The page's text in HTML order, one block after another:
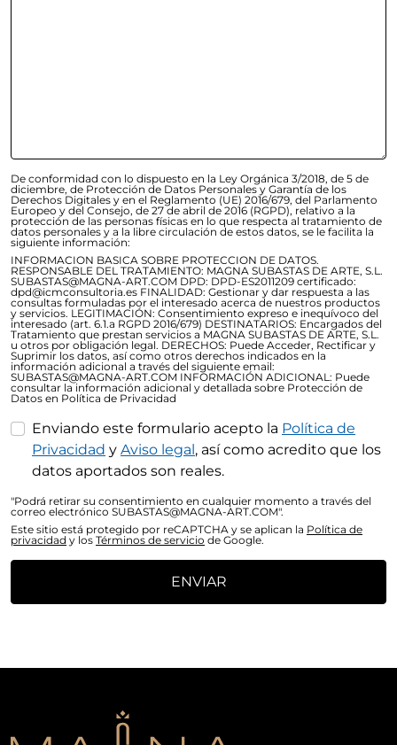
De conformidad con lo dispuesto en la Ley Orgánica 3/2018, de 5 de
diciembre, de Protección de Datos Personales y Garantía de los
Derechos Digitales y en el Reglamento (UE) 2016/679, del Parlamento
Europeo y del Consejo, de 27 de abril de 2016 (RGPD), relativo a la
protección de las personas físicas en lo que respecta al tratamiento de
datos personales y a la libre circulación de estos datos, se le facilita la
siguiente información:
INFORMACION BASICA SOBRE PROTECCION DE DATOS.
RESPONSABLE DEL TRATAMIENTO: MAGNA SUBASTAS DE ARTE, S.L.
SUBASTAS@MAGNA-ART.COM DPD: DPD-ES2011209 certificado:
dpd@icmconsultoria.es FINALIDAD: Gestionar y dar respuesta a las
consultas formuladas por el interesado acerca de nuestros productos
y servicios. LEGITIMACIÓN: Consentimiento expreso e inequívoco del
interesado (art. 6.1.a RGPD 2016/679) DESTINATARIOS: Encargados del
Tratamiento que prestan servicios a MAGNA SUBASTAS DE ARTE, S.L.
u otros por obligación legal. DERECHOS: Puede Acceder, Rectificar y
Suprimir los datos, así como otros derechos indicados en la
información adicional a través del siguiente email:
SUBASTAS@MAGNA-ART.COM INFORMACIÓN ADICIONAL: Puede
consultar la información adicional y detallada sobre Protección de
Datos en Política de Privacidad
Enviando este formulario acepto la Política de
Privacidad y Aviso legal , así como acredito que los
datos aportados son reales.
"Podrá retirar su consentimiento en cualquier momento a través del
correo electrónico SUBASTAS@MAGNA-ART.COM".
Este sitio está protegido por reCAPTCHA y se aplican la Política de
privacidad y los Términos de servicio de Google.
ENVIAR